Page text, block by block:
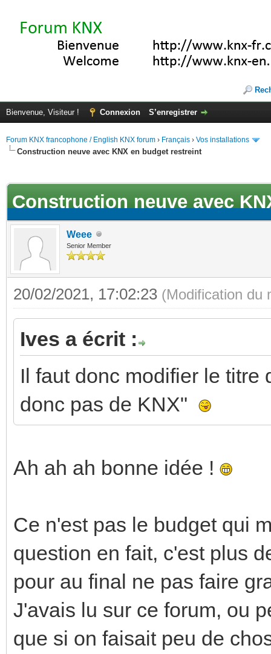
Bienvenue, Visiteur ! Connexion S’enregistrer
Forum KNX francophone / English KNX forum › Français › Vos installations
Construction neuve avec KNX en budget restreint
Construction neuve avec
Weee
Senior Member
20/02/2021, 17:02:23 (Modification du
Ives a écrit :
Il faut donc modifier le titre
donc pas de KNX"
Ah ah ah bonne idée !
Ce n'est pas le budget qui
question en fait, c'est plus
pour au final ne pas faire
J'avais lu sur ce forum, ou
que si on faisait peu de